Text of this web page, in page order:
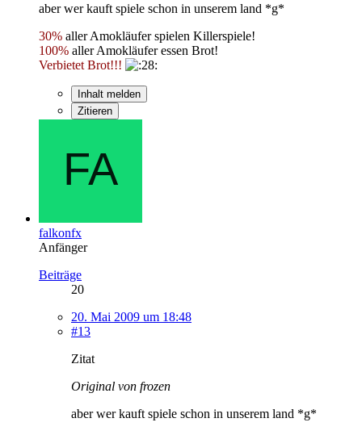
aber wer kauft spiele schon in unserem land *g*
30% aller Amokläufer spielen Killerspiele!
100% aller Amokläufer essen Brot!
Verbietet Brot!!!
Inhalt melden
Zitieren
falkonfx
Anfänger
Beiträge
20
20. Mai 2009 um 18:48
#13
Zitat
Original von frozen
aber wer kauft spiele schon in unserem land *g*